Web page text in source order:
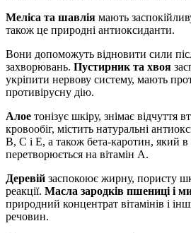
Меліса та шавлія мають
також це природні антиоксиданти.
Вони допоможуть відновити сили
захворювань. Пустирник та хвоя
укріпити нервову систему, мають
противірусну дію.
Алое тонізує шкіру, знімає відчуття
кровообіг, містить натуральні
B, C і E, а також бета-каротин, який в
перетворюється на вітамін А.
Деревій заспокоює жирну, пористу
реакції. Масла зародків пшениці і
природний концентрат вітамінів і
речовин.